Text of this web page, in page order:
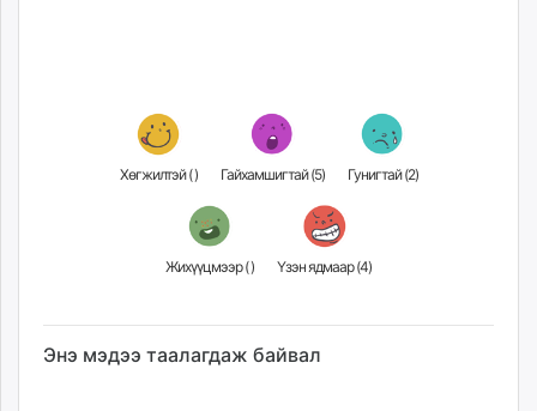
Хөгжилтэй () Гайхамшигтай (5) Гунигтай (2)
Жихүүцмээр () Үзэн ядмаар (4)
Энэ мэдээ таалагдаж байвал